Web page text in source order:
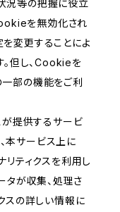
況等の把握に役立
を無効化され
を変更することによ
但し、Cookieを
一部の機能をご利
が提供するサービ
本サービス上に
ティクスを利用し
タが収集、処理さ
スの詳しい情報に